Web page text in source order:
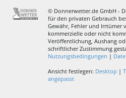
© Donnerwetter.de GmbH -
für den privaten Gebrauch
Gewähr, Fehler und Irrtümer
kommerzielle oder nicht
Veröffentlichung, Aushang
schriftlicher Zustimmung
Nutzungsbedingungen |
Ansicht festlegen: Desktop |
angepasst